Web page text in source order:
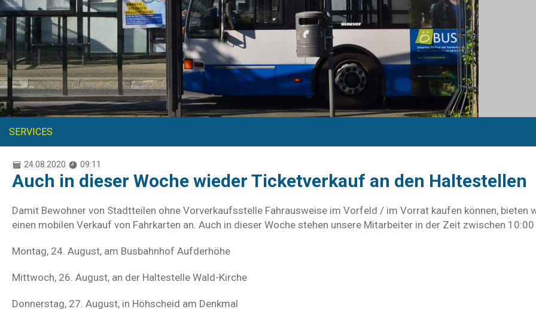
SERVICES
24.08.2020 09:11
Auch in dieser Woche wieder Ticketverkauf an den Haltestellen
Damit Bewohner von Stadtteilen ohne Vorverkaufsstelle Fahrausweise im Vorfeld / im Vorrat kaufen können, bieten
einen mobilen Verkauf von Fahrkarten an. Auch in dieser Woche stehen unsere Mitarbeiter in der Zeit zwischen
Montag, 24. August, am Busbahnhof Aufderhöhe
Mittwoch, 26. August, an der Haltestelle Wald-Kirche
Donnerstag, 27. August, in Höhscheid am Denkmal